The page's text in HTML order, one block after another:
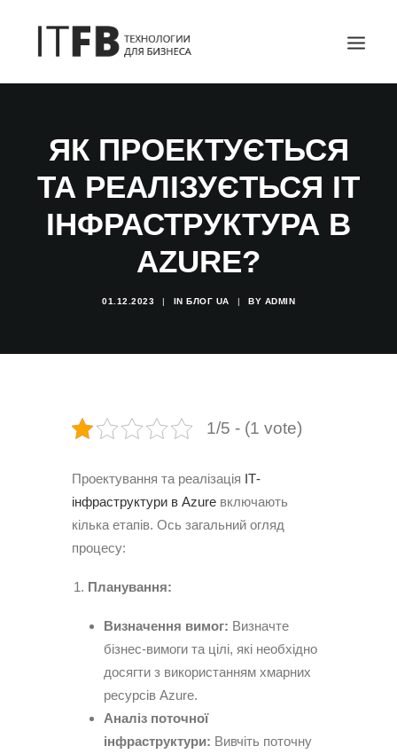
DEVOPS
АДМІНІСТРУВАННЯ СЕРВЕРІВ
БЛОГ
ЯК ПРОЕКТУЄТЬСЯ
ТА РЕАЛІЗУЄТЬСЯ ІТ
ІНФРАСТРУКТУРА В
AZURE?
01.12.2023 | IN БЛОГ UA | BY ADMIN
1/5 - (1 vote)
Проектування та реалізація ІТ-
інфраструктури в Azure включають
кілька етапів. Ось загальний огляд
процесу:
Планування:
Визначення вимог: Визначте
бізнес-вимоги та цілі, які необхідно
досягти з використанням хмарних
ресурсів Azure.
Аналіз поточної
інфраструктури: Вивчіть поточну